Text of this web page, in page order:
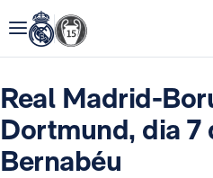
Real Madrid-
Dortmund, dia 7
Bernabéu